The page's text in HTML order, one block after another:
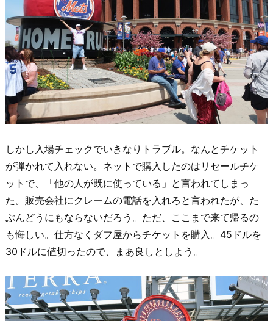
しかし入場チェックでいきなりトラブル。なんとチケット
が弾かれて入れない。ネットで購入したのはリセールチケ
ットで、「他の人が既に使っている」と言われてしまっ
た。販売会社にクレームの電話を入れろと言われたが、た
ぶんどうにもならないだろう。ただ、ここまで来て帰るの
も悔しい。仕方なくダフ屋からチケットを購入。45ドルを
30ドルに値切ったので、まあ良しとしよう。